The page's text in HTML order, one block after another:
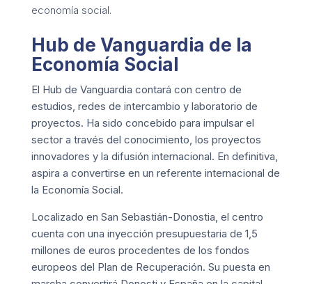
economía social.
Hub de Vanguardia de la
Economía Social
El Hub de Vanguardia contará con centro de
estudios, redes de intercambio y laboratorio de
proyectos. Ha sido concebido para impulsar el
sector a través del conocimiento, los proyectos
innovadores y la difusión internacional. En definitiva,
aspira a convertirse en un referente internacional de
la Economía Social.
Localizado en San Sebastián-Donostia, el centro
cuenta con una inyección presupuestaria de 1,5
millones de euros procedentes de los fondos
europeos del Plan de Recuperación. Su puesta en